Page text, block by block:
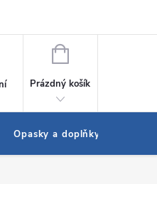
NÁKUPNÍ
Prázdný košík
Opasky a doplňky